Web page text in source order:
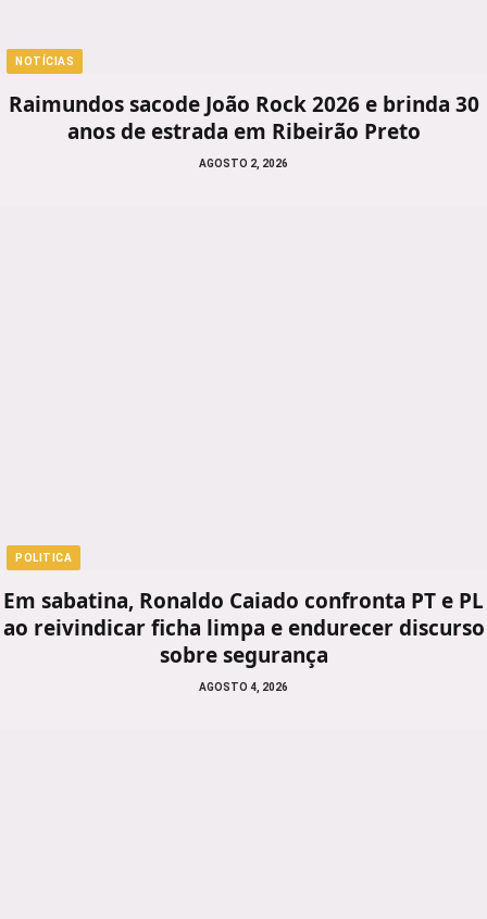
NOTÍCIAS
Raimundos sacode João Rock 2026 e brinda 30
anos de estrada em Ribeirão Preto
AGOSTO 2, 2026
POLITICA
Em sabatina, Ronaldo Caiado confronta PT e PL
ao reivindicar ficha limpa e endurecer discurso
sobre segurança
AGOSTO 4, 2026